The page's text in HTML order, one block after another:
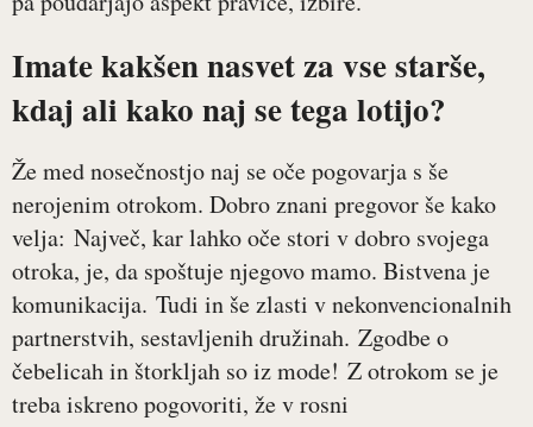
Imate kakšen nasvet za vse starše,
kdaj ali kako naj se tega lotijo?
Že med nosečnostjo naj se oče pogovarja s še
nerojenim otrokom. Dobro znani pregovor še kako
velja: Največ, kar lahko oče stori v dobro svojega
otroka, je, da spoštuje njegovo mamo. Bistvena je
komunikacija. Tudi in še zlasti v nekonvencionalnih
partnerstvih, sestavljenih družinah. Zgodbe o
čebelicah in štorkljah so iz mode! Z otrokom se je
treba iskreno pogovoriti, že v rosni